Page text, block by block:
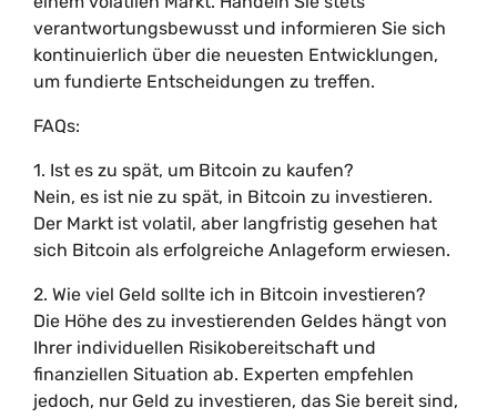
verantwortungsbewusst und informieren Sie sich
kontinuierlich über die neuesten Entwicklungen,
um fundierte Entscheidungen zu treffen.
FAQs:
1. Ist es zu spät, um Bitcoin zu kaufen?
Nein, es ist nie zu spät, in Bitcoin zu investieren.
Der Markt ist volatil, aber langfristig gesehen hat
sich Bitcoin als erfolgreiche Anlageform erwiesen.
2. Wie viel Geld sollte ich in Bitcoin investieren?
Die Höhe des zu investierenden Geldes hängt von
Ihrer individuellen Risikobereitschaft und
finanziellen Situation ab. Experten empfehlen
jedoch, nur Geld zu investieren, das Sie bereit sind,